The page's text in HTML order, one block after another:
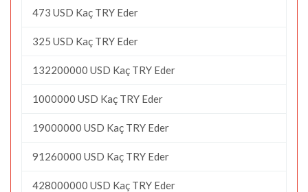
473 USD Kaç TRY Eder
325 USD Kaç TRY Eder
132200000 USD Kaç TRY Eder
1000000 USD Kaç TRY Eder
19000000 USD Kaç TRY Eder
91260000 USD Kaç TRY Eder
428000000 USD Kaç TRY Eder